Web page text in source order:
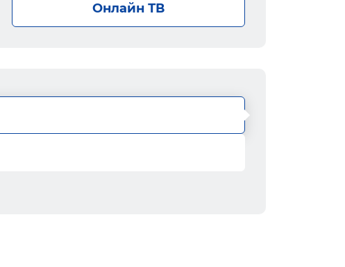
Онлайн ТВ